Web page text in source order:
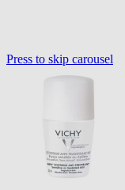
Press to skip carousel